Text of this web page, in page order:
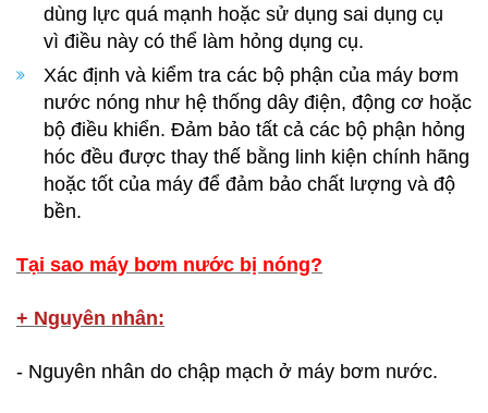
dùng lực quá mạnh hoặc sử dụng sai dụng cụ
vì điều này có thể làm hỏng dụng cụ.
Xác định và kiểm tra các bộ phận của máy bơm
nước nóng như hệ thống dây điện, động cơ hoặc
bộ điều khiển. Đảm bảo tất cả các bộ phận hỏng
hóc đều được thay thế bằng linh kiện chính hãng
hoặc tốt của máy để đảm bảo chất lượng và độ
bền.
Tại sao máy bơm nước bị nóng?
+ Nguyên nhân:
- Nguyên nhân do chập mạch ở máy bơm nước.